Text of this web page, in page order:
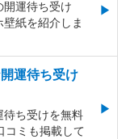
開運待ち受け
紙を紹介しま
運待ち受け
待ち受けを無料
コミも掲載して